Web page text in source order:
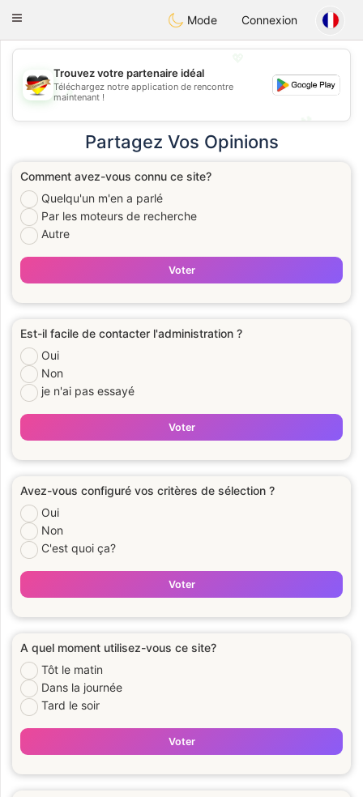
DeutschDating
Toggle
Mode Connexion
💖
💕
Trouvez votre partenaire idéal
Téléchargez notre application de rencontre
maintenant !
Partagez Vos Opinions
Comment avez-vous connu ce site?
Quelqu'un m'en a parlé
Par les moteurs de recherche
Autre
Voter
Est-il facile de contacter l'administration ?
Oui
Non
je n'ai pas essayé
Voter
Avez-vous configuré vos critères de sélection ?
Oui
Non
C'est quoi ça?
Voter
A quel moment utilisez-vous ce site?
Tôt le matin
Dans la journée
Tard le soir
Voter